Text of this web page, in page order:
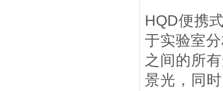
HQD便携
于实验室
之间的所
景光，同